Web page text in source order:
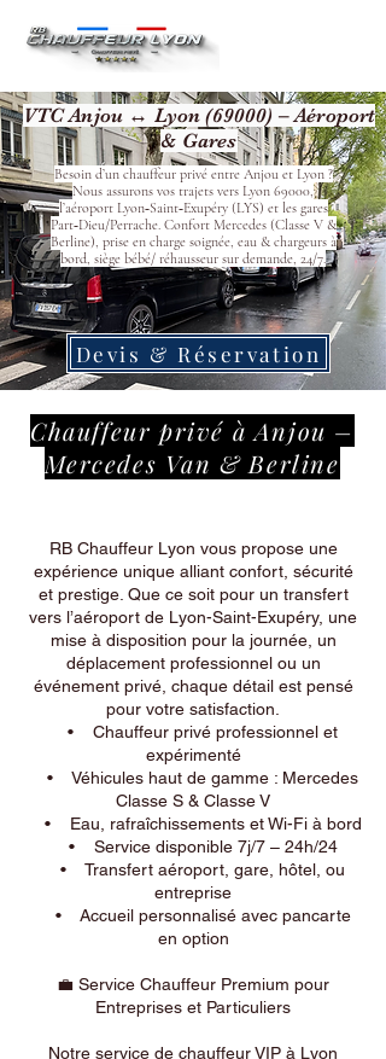
VTC Anjou ↔ Lyon (69000) – Aéroport
& Gares
Besoin d’un chauffeur privé entre Anjou et Lyon ?
Nous assurons vos trajets vers Lyon 69000,
l’aéroport Lyon‑Saint‑Exupéry (LYS) et les gares
Part‑Dieu/Perrache. Confort Mercedes (Classe V &
Berline), prise en charge soignée, eau & chargeurs à
bord, siège bébé/ réhausseur sur demande, 24/7.
Devis & Réservation
Chauffeur privé à Anjou –
Mercedes Van & Berline
RB Chauffeur Lyon vous propose une
expérience unique alliant confort, sécurité
et prestige. Que ce soit pour un transfert
vers l’aéroport de Lyon-Saint-Exupéry, une
mise à disposition pour la journée, un
déplacement professionnel ou un
événement privé, chaque détail est pensé
pour votre satisfaction.
• Chauffeur privé professionnel et
expérimenté
• Véhicules haut de gamme : Mercedes
Classe S & Classe V
• Eau, rafraîchissements et Wi-Fi à bord
• Service disponible 7j/7 – 24h/24
• Transfert aéroport, gare, hôtel, ou
entreprise
• Accueil personnalisé avec pancarte
en option
💼 Service Chauffeur Premium pour
Entreprises et Particuliers
Notre service de chauffeur VIP à Lyon